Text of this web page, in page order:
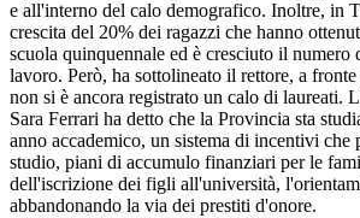
e all'interno del calo demografico. Inoltre, in
crescita del 20% dei ragazzi che hanno
scuola quinquennale ed è cresciuto il numero
lavoro. Però, ha sottolineato il rettore, a
non si è ancora registrato un calo di laureati.
Sara Ferrari ha detto che la Provincia sta
anno accademico, un sistema di incentivi che
studio, piani di accumulo finanziari per le
dell'iscrizione dei figli all'università,
abbandonando la via dei prestiti d'onore.